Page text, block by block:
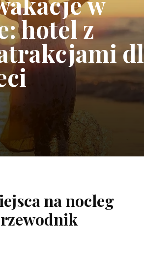
w
na nocleg